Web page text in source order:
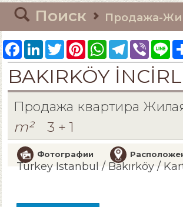
Поиск Продажа-
Facebook
LinkedInTwitterPinterestWhatsAppTelegram
Viber Line
BAKIRKÖY
Продажа квартира
m²
3 + 1
Фотографии
Turkey Istanbul / Bakırköy /